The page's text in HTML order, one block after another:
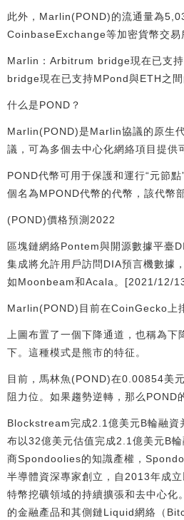
此外，Marlin(POND)的流通量為
CoinbaseExchange等加密貨幣交易
Marlin：Arbitrum bridge現在已支
bridge現在已支持MPond與ETH之
什么是POND？
Marlin(POND)是Marlin協議的原生
議，可為多個去中心化網絡項目提供
POND代幣可用于保護和運行“元節
個名為MPOND代幣的代幣，該代幣
(POND)價格預測2022
區塊鏈網絡Pontem與開源數據平臺
集成將允許用戶訪問DIA預言機數據
如Moonbeam和Acala。[2021/12/
Marlin(POND)目前在CoinGecko上
上圖布置了一個下降通道，也稱為
下。這種模式是熊市的特征。
目前，馬林魚(POND)在0.00854美
阻力位。如果趨勢逆轉，那么POND
Blockstream完成2.1億美元B輪融
布以32億美元估值完成2.1億美元B
商Spondoolies的知識產權，
半導體資深專家創立，自2013年成
特幣挖礦領域的持續擴張和去中心
的金融產品和其側鏈Liquid網絡（